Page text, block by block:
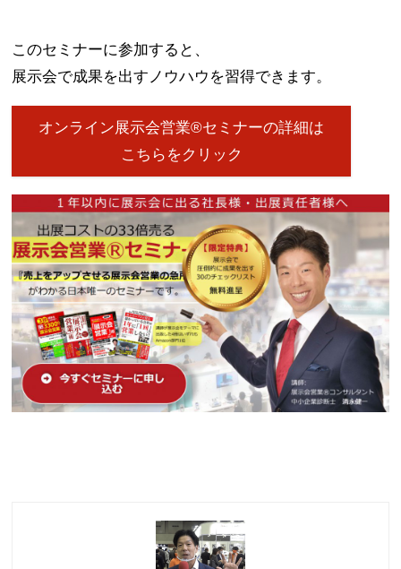
このセミナーに参加すると、
展示会で成果を出すノウハウを習得できます。
オンライン展示会営業®セミナーの詳細は
こちらをクリック